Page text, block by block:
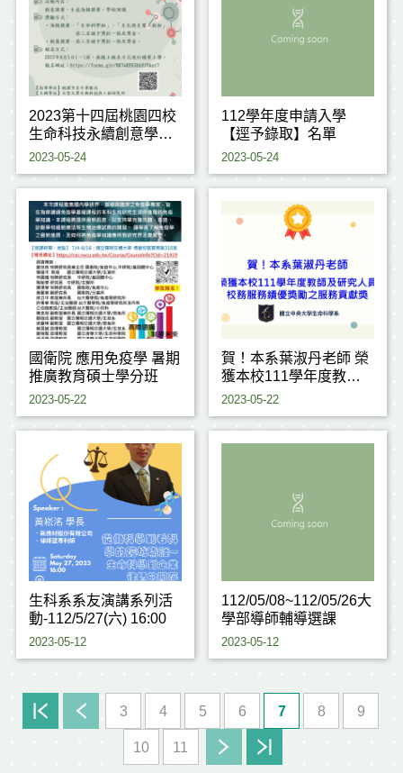
2023第十四屆桃園四校
生命科技永續創意學術
研討會
2023-05-24
112學年度申請入學
【逕予錄取】名單
2023-05-24
國衛院 應用免疫學 暑期
推廣教育碩士學分班
2023-05-22
賀！本系葉淑丹老師 榮
獲本校111學年度教師
及研究人員 校務服務績
2023-05-22
生科系系友演講系列活
動-112/5/27(六) 16:00
2023-05-12
112/05/08~112/05/26大
學部導師輔導選課
2023-05-12
3 4 5 6 7 8 9
10 11